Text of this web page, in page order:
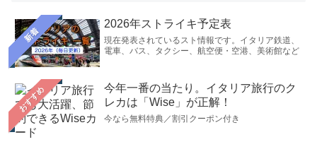
新着
2026年ストライキ予定表
現在発表されているスト情報です。イタリア鉄道、
電車、バス、タクシー、航空便・空港、美術館など
おすすめ
今年一番の当たり。イタリア旅行のク
レカは「Wise」が正解！
今なら無料特典／割引クーポン付き